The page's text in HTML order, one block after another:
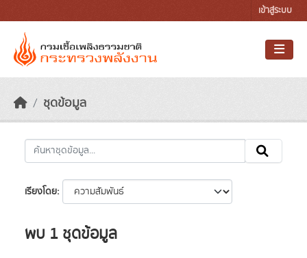
เข้าสู่ระบบ
ชุดข้อมูล
เรียงโดย
พบ 1 ชุดข้อมูล